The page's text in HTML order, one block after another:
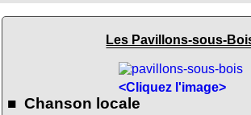
Les Pavillons-sous-
<Cliquez l'image>
■ Chanson locale